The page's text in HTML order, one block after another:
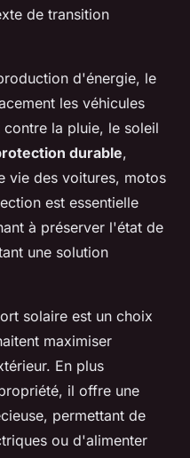
de transition
d'énergie, le
les véhicules
la pluie, le soleil
durable,
vie des voitures, motos
est essentielle
à préserver l'état de
une solution
solaire est un choix
maximiser
En plus
il offre une
permettant de
ou d'alimenter